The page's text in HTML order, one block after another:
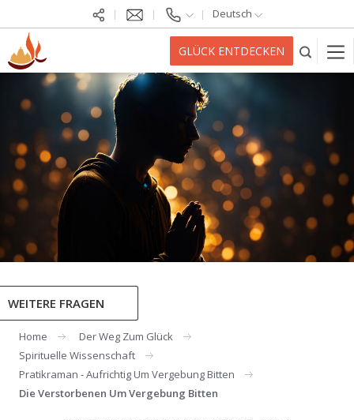
Deutsch
GLÜCK ENTDECKEN
WEITERE FRAGEN
Home
Der Weg Zum Glück
Spirituelle Wissenschaft
Pratikraman - Aufrichtig Um Vergebung Bitten
Die Verstorbenen Um Vergebung Bitten